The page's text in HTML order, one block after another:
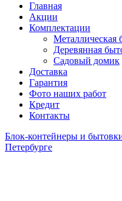
Главная
Акции
Комплектации
Металлическая
Деревянная
Садовый домик
Доставка
Гарантия
Фото наших работ
Кредит
Контакты
Блок-контейнеры и
Петербурге